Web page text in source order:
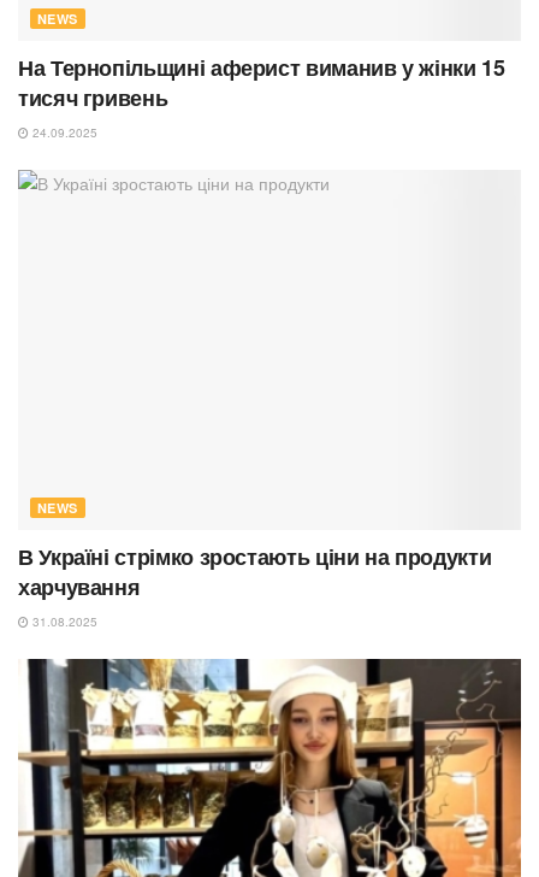
NEWS
На Тернопільщині аферист виманив у жінки 15
тисяч гривень
24.09.2025
NEWS
В Україні стрімко зростають ціни на продукти
харчування
31.08.2025